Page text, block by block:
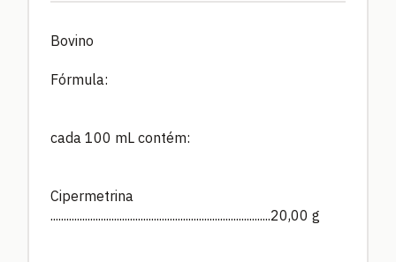
Bovino
Fórmula:
cada 100 mL contém:
Cipermetrina
...................................................................................20,00 g